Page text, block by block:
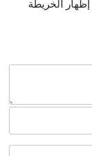
إظهار الخريطة